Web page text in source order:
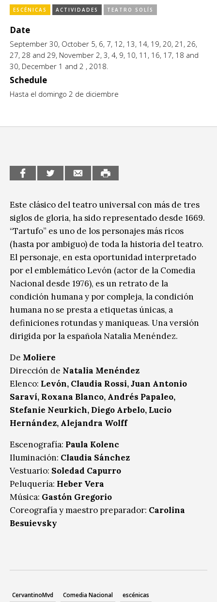
CCE en el interior/libros
Espacio itinerante de lectura infantil
Exposiciones
Formación
Género y Diversidad
Infantil y Juvenil
Medio Ambiente
Sin categoría
ESCÉNICAS ACTIVIDADES TEATRO SOLÍS
Date
September 30, October 5, 6, 7, 12, 13, 14, 19, 20, 21, 26,
27, 28 and 29, November 2, 3, 4, 9, 10, 11, 16, 17, 18 and
30, December 1 and 2 , 2018.
Schedule
Hasta el domingo 2 de diciembre
Este clásico del teatro universal con más de tres
siglos de gloria, ha sido representado desde 1669.
“Tartufo” es uno de los personajes más ricos
(hasta por ambiguo) de toda la historia del teatro.
El personaje, en esta oportunidad interpretado
por el emblemático Levón (actor de la Comedia
Nacional desde 1976), es un retrato de la
condición humana y por compleja, la condición
humana no se presta a etiquetas únicas, a
definiciones rotundas y maniqueas. Una versión
dirigida por la española Natalia Menéndez.
De Moliere
Dirección de Natalia Menéndez
Elenco: Levón, Claudia Rossi, Juan Antonio
Saraví, Roxana Blanco, Andrés Papaleo,
Stefanie Neurkich, Diego Arbelo, Lucio
Hernández, Alejandra Wolff
Escenografía: Paula Kolenc
Iluminación: Claudia Sánchez
Vestuario: Soledad Capurro
Peluquería: Heber Vera
Música: Gastón Gregorio
Coreografía y maestro preparador: Carolina
Besuievsky
CervantinoMvd Comedia Nacional
escénicas